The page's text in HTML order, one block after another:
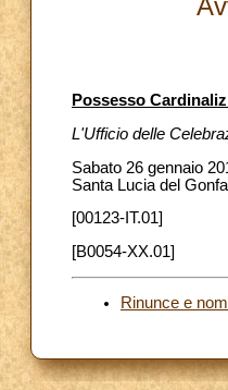
Possesso
L'Ufficio delle
Sabato 26 gennaio
Santa Lucia del
[00123-IT.01]
[B0054-XX.01]
Rinunce e